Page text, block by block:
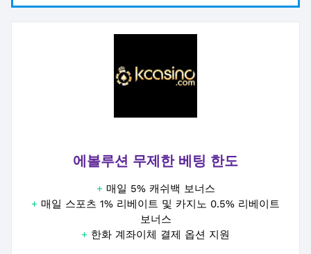
에볼루션 무제한 베팅 한도
+ 매일 5% 캐쉬백 보너스
+ 매일 스포츠 1% 리베이트 및 카지노 0.5% 리베이트
보너스
+ 한화 계좌이체 결제 옵션 지원